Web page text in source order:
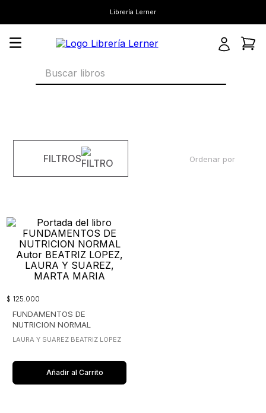
Librería Lerner
Buscar libros
FILTROS Ordenar por
$ 125.000
FUNDAMENTOS DE
NUTRICION NORMAL
LAURA Y SUAREZ BEATRIZ LOPEZ
Añadir al Carrito